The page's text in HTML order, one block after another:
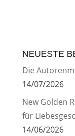
NEUESTE
Die
14/07/2026
New Golden
für
14/06/2026